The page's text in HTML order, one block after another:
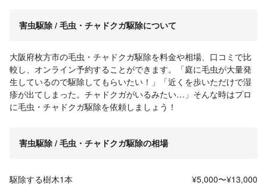
害虫駆除 / 毛虫・チャドクガ駆除について
大阪府枚方市の毛虫・チャドクガ駆除を料金や相場、口コミで比
較し、オンライン予約することができます。「庭に毛虫が大量発
生しているので駆除してもらいたい！」「近くを歩いただけで湿
疹が出てしまった。チャドクガがいるみたい…」そんな時はプロ
に毛虫・チャドクガ駆除を依頼しましょう！
害虫駆除 / 毛虫・チャドクガ駆除の相場
駆除する樹木1本 ¥5,000〜¥13,000